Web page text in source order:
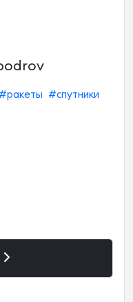
#ракеты
#спутники